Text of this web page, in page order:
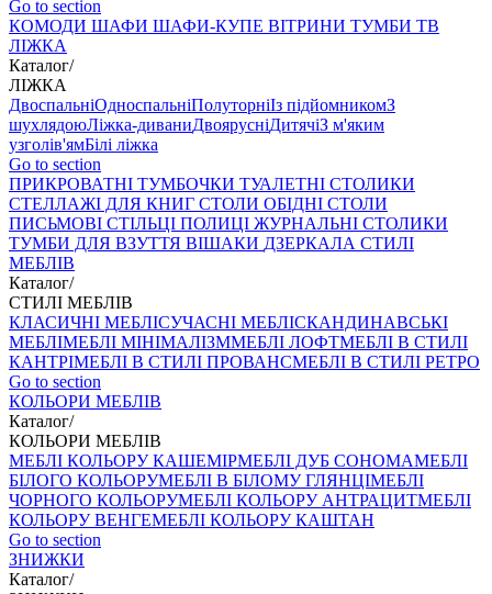
Go to section
КОМОДИ ШАФИ ШАФИ-КУПЕ ВІТРИНИ ТУМБИ ТВ
ЛІЖКА
Каталог/
ЛІЖКА
ДвоспальніОдноспальніПолуторніІз підйомникомЗ
шухлядоюЛіжка-диваниДвоярусніДитячіЗ м'яким
узголів'ямБілі ліжка
Go to section
ПРИКРОВАТНІ ТУМБОЧКИ ТУАЛЕТНІ СТОЛИКИ
СТЕЛЛАЖІ ДЛЯ КНИГ СТОЛИ ОБІДНІ СТОЛИ
ПИСЬМОВІ СТІЛЬЦI ПОЛИЦІ ЖУРНАЛЬНІ СТОЛИКИ
ТУМБИ ДЛЯ ВЗУТТЯ ВІШАКИ ДЗЕРКАЛА СТИЛІ
МЕБЛІВ
Каталог/
СТИЛІ МЕБЛІВ
КЛАСИЧНІ МЕБЛІСУЧАСНІ МЕБЛІСКАНДИНАВСЬКІ
МЕБЛІМЕБЛІ МІНІМАЛІЗММЕБЛІ ЛОФТМЕБЛІ В СТИЛІ
КАНТРІМЕБЛІ В СТИЛІ ПРОВАНСМЕБЛІ В СТИЛІ РЕТРО
Go to section
КОЛЬОРИ МЕБЛІВ
Каталог/
КОЛЬОРИ МЕБЛІВ
МЕБЛІ КОЛЬОРУ КАШЕМІРМЕБЛІ ДУБ СОНОМАМЕБЛІ
БІЛОГО КОЛЬОРУМЕБЛІ В БІЛОМУ ГЛЯНЦІМЕБЛІ
ЧОРНОГО КОЛЬОРУМЕБЛІ КОЛЬОРУ АНТРАЦИТМЕБЛІ
КОЛЬОРУ ВЕНГЕМЕБЛІ КОЛЬОРУ КАШТАН
Go to section
ЗНИЖКИ
Каталог/